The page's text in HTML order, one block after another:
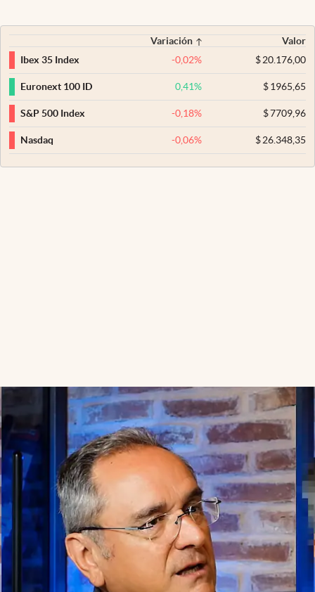
Variación
Valor
Ibex 35 Index
-0,02% $20.176,00
Euronext 100 ID 0,41% $1965,65
S&P 500 Index -0,18% $7709,96
Nasdaq -0,06% $26.348,35